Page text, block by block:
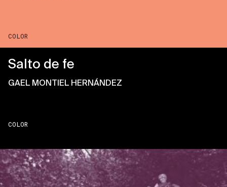
COLOR
Salto de fe
GAEL MONTIEL HERNÁNDEZ
COLOR